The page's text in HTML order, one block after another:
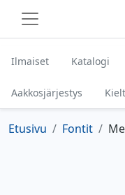
Ilmaiset Katalogi
Aakkosjärjestys
Etusivu Fontit